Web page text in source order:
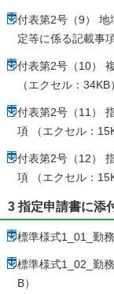
付表第2号（9） 地
定等に係る記載事
付表第2号（10）
（エクセル：34KB）
付表第2号（11）
項 （エクセル：
付表第2号（12）
項 （エクセル：
3 指定申請書に添
標準様式1_01_勤
標準様式1_02_勤
B）